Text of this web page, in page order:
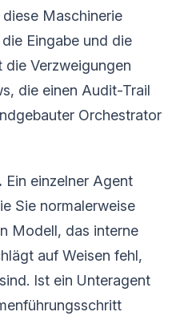
Maschinerie
Eingabe und die
Verzweigungen
die einen Audit-Trail
Orchestrator
Ein einzelner Agent
Sie normalerweise
Modell, das interne
auf Weisen fehl,
Ist ein Unteragent